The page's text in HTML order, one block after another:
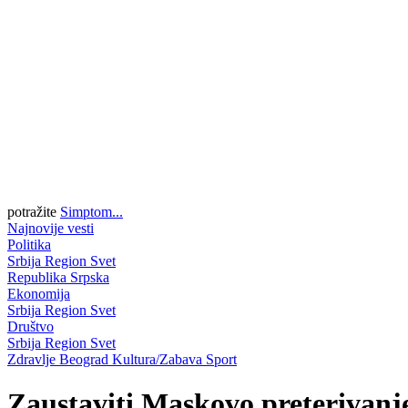
potražite Simptom...
Najnovije vesti
Politika
Srbija Region Svet
Republika Srpska
Ekonomija
Srbija Region Svet
Društvo
Srbija Region Svet
Zdravlje Beograd Kultura/Zabava Sport